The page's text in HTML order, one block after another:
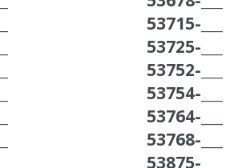
53715-___
53725-___
53752-___
53754-___
53764-___
53768-___
53875-___